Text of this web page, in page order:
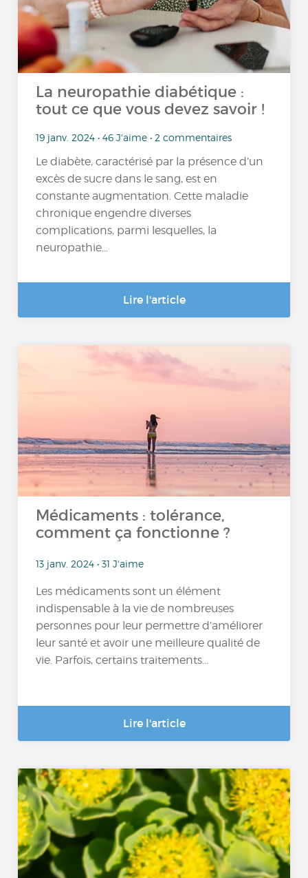
La neuropathie diabétique :
tout ce que vous devez savoir !
19 janv. 2024 • 46 J'aime • 2 commentaires
Le diabète, caractérisé par la présence d’un
excès de sucre dans le sang, est en
constante augmentation. Cette maladie
chronique engendre diverses
complications, parmi lesquelles, la
neuropathie...
Lire l'article
Médicaments : tolérance,
comment ça fonctionne ?
13 janv. 2024 • 31 J'aime
Les médicaments sont un élément
indispensable à la vie de nombreuses
personnes pour leur permettre d’améliorer
leur santé et avoir une meilleure qualité de
vie. Parfois, certains traitements...
Lire l'article